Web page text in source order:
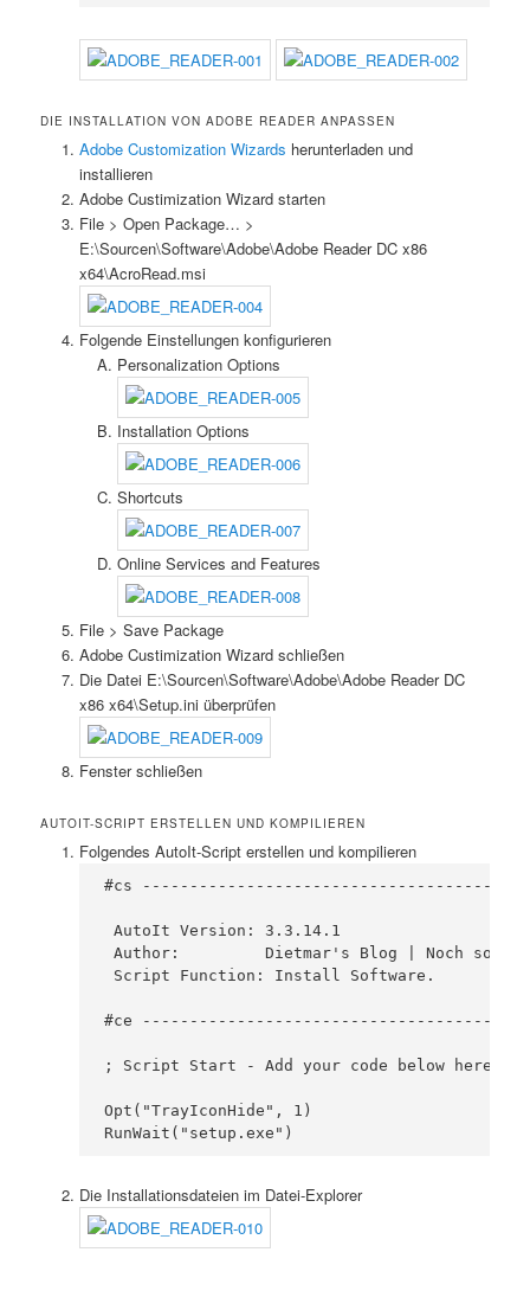
DIE INSTALLATION VON ADOBE READER ANPASSEN
Adobe Customization Wizards herunterladen und
installieren
Adobe Custimization Wizard starten
File > Open Package… >
E:\Sourcen\Software\Adobe\Adobe Reader DC x86
x64\AcroRead.msi
Folgende Einstellungen konfigurieren
Personalization Options
Installation Options
Shortcuts
Online Services and Features
File > Save Package
Adobe Custimization Wizard schließen
Die Datei E:\Sourcen\Software\Adobe\Adobe Reader DC
x86 x64\Setup.ini überprüfen
Fenster schließen
AUTOIT-SCRIPT ERSTELLEN UND KOMPILIEREN
Folgendes AutoIt-Script erstellen und kompilieren
#cs
AutoIt Version: 3.3.14.1
Author:         Dietmar's Blog | Noch so
Script Function: Install Software.
#ce
; Script Start - Add your code below here
Opt("TrayIconHide", 1)
Die Installationsdateien im Datei-Explorer